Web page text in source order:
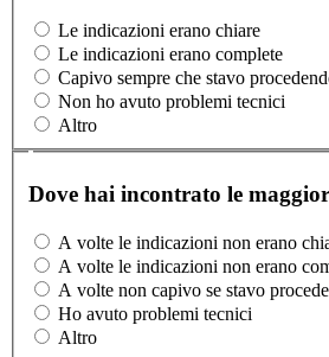
Le indicazioni erano chiare
Le indicazioni erano complete
Capivo sempre che stavo
Non ho avuto problemi tecnici
Altro
Dove hai incontrato le
A volte le indicazioni non erano
A volte le indicazioni non erano
A volte non capivo se stavo
Ho avuto problemi tecnici
Altro